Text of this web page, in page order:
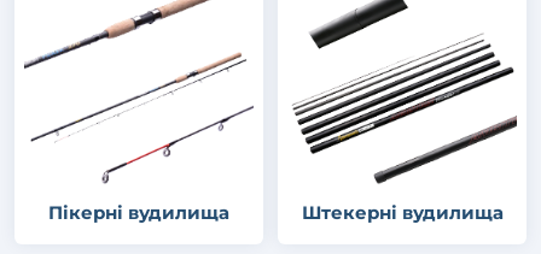
Пікерні вудилища Штекерні вудилища